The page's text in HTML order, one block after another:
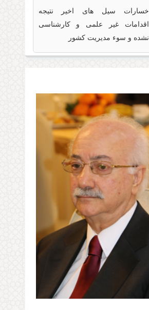
خسارات سیل های اخیر نتیجه
اقدامات غیر علمی و کارشناسی
نشده و سوء مدیریت کشور